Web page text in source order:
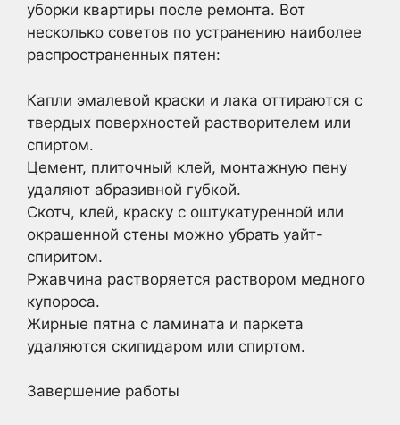
уборки квартиры после ремонта. Вот
несколько советов по устранению наиболее
распространенных пятен:
Капли эмалевой краски и лака оттираются с
твердых поверхностей растворителем или
спиртом.
Цемент, плиточный клей, монтажную пену
удаляют абразивной губкой.
Скотч, клей, краску с оштукатуренной или
окрашенной стены можно убрать уайт-
спиритом.
Ржавчина растворяется раствором медного
купороса.
Жирные пятна с ламината и паркета
удаляются скипидаром или спиртом.
Завершение работы